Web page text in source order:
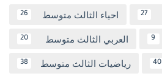
27 احياء الثالث متوسط 26
9 العربي الثالث متوسط 20
40 رياضيات الثالث متوسط 38